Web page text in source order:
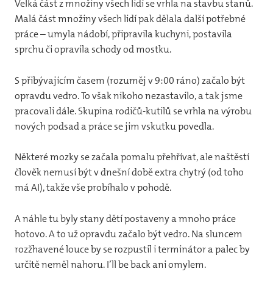
Velká část z množiny všech lidí se vrhla na stavbu stanů.
Malá část množiny všech lidí pak dělala další potřebné
práce – umyla nádobí, připravila kuchyni, postavila
sprchu či opravila schody od mostku.
S přibývajícím časem (rozuměj v 9:00 ráno) začalo být
opravdu vedro. To však nikoho nezastavilo, a tak jsme
pracovali dále. Skupina rodičů-kutilů se vrhla na výrobu
nových podsad a práce se jim vskutku povedla.
Některé mozky se začala pomalu přehřívat, ale naštěstí
člověk nemusí být v dnešní době extra chytrý (od toho
má AI), takže vše probíhalo v pohodě.
A náhle tu byly stany dětí postaveny a mnoho práce
hotovo. A to už opravdu začalo být vedro. Na sluncem
rozžhavené louce by se rozpustil i terminátor a palec by
určitě neměl nahoru. I’ll be back ani omylem.